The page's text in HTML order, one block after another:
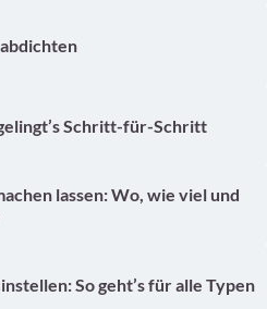
Schritt-für-Schritt
lassen: Wo, wie viel und
So geht’s für alle Typen